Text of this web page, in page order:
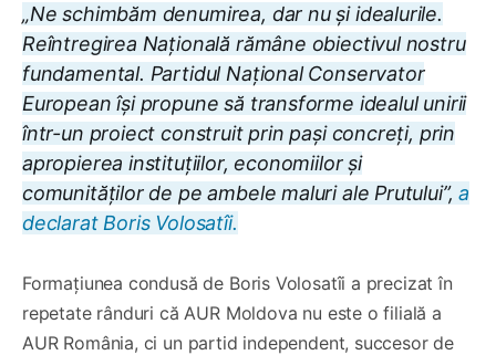
„Ne schimbăm denumirea, dar nu și idealurile.
Reîntregirea Națională rămâne obiectivul nostru
fundamental. Partidul Național Conservator
European își propune să transforme idealul unirii
într-un proiect construit prin pași concreți, prin
apropierea instituțiilor, economiilor și
comunităților de pe ambele maluri ale Prutului”,a
declarat Boris Volosatîi.
Formațiunea condusă de Boris Volosatîi a precizat în
repetate rânduri că AUR Moldova nu este o filială a
AUR România, ci un partid independent, succesor de